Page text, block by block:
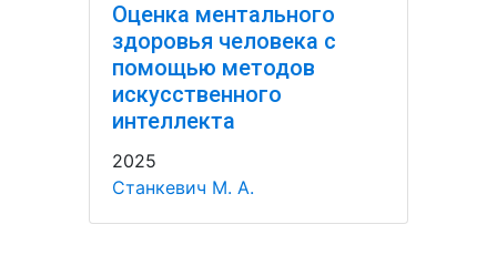
Оценка ментального
здоровья человека с
помощью методов
искусственного
интеллекта
2025
Станкевич М. А.